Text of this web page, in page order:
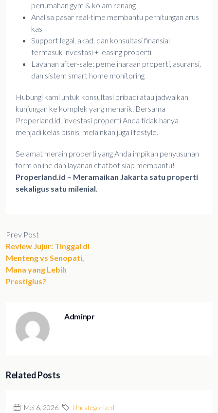
perumahan gym & kolam renang
Analisa pasar real-time membantu perhitungan arus
kas
Support legal, akad, dan konsultasi finansial
termasuk investasi + leasing properti
Layanan after-sale: pemeliharaan properti, asuransi,
dan sistem smart home monitoring
Hubungi kami untuk konsultasi pribadi atau jadwalkan
kunjungan ke komplek yang menarik. Bersama
Properland.id, investasi properti Anda tidak hanya
menjadi kelas bisnis, melainkan juga lifestyle.
Selamat meraih properti yang Anda impikan penyusunan
form online dan layanan chatbot siap membantu!
Properland.id – Meramaikan Jakarta satu properti
sekaligus satu milenial.
Prev Post
Review Jujur: Tinggal di
Menteng vs Senopati,
Mana yang Lebih
Prestigius?
Adminpr
Related Posts
Mei 6, 2026 Uncategorized